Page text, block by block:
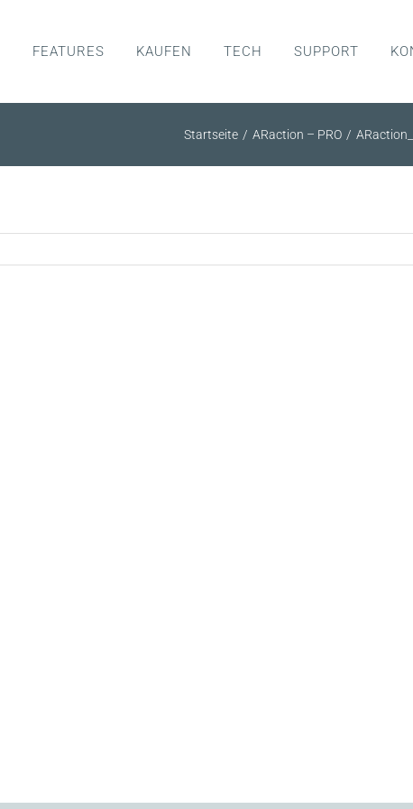
FEATURES KAUFEN TECH SUPPORT
Startseite ARaction – PRO